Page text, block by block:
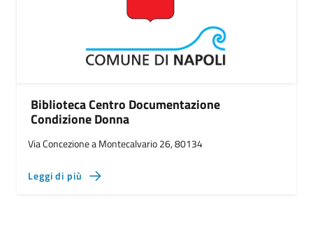
Biblioteca Centro Documentazione
Condizione Donna
Via Concezione a Montecalvario 26, 80134
Leggi di più